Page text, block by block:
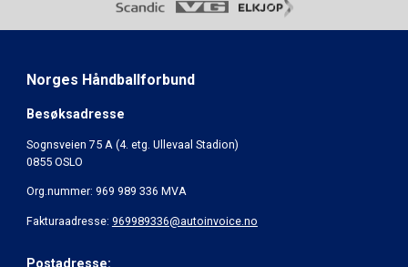
Norges Håndballforbund
Besøksadresse
Sognsveien 75 A (4. etg. Ullevaal Stadion)
0855 OSLO
Org.nummer: 969 989 336 MVA
Fakturaadresse: 969989336@autoinvoice.no
Postadresse: